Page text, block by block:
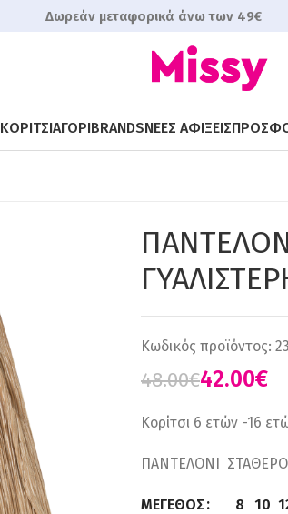
Δωρεάν μεταφορικά άνω των 49€
ΚΟΡΙΤΣΙΑΓΟΡΙBRANDSΝΕΕΣ ΑΦΙΞΕΙΣ
Κωδικός προϊόντος:
48.00€42.00€
Κορίτσι 6 ετών -16
ΠΑΝΤΕΛΟΝΙ ΣΤΑΘΕΡΟ
ΜΈΓΕΘΟΣ 8 10